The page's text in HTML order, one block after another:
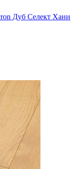
Дуб Селект Хани